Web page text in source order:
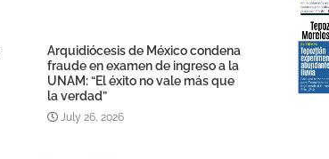
Arquidiócesis de México condena
fraude en examen de ingreso a la
UNAM: “El éxito no vale más que
la verdad”
July 26, 2026